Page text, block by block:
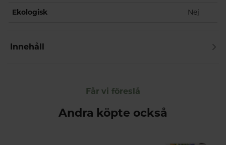
Ekologisk Nej
Innehåll
Får vi föreslå
Andra köpte också